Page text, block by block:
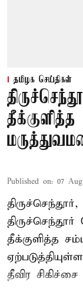
தமிழக செய்திகள்
Published on: 07
திருச்செந்தூர்,
தீக்குளித்த
தீவிர சிகிச்சை